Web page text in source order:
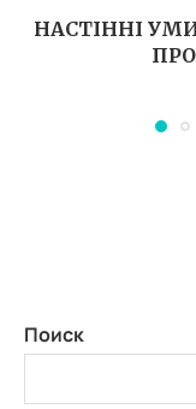
НАСТІННІ
Поиск